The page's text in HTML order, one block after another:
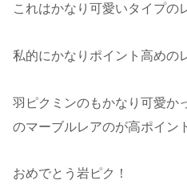
これはかなり可愛いタイプの
私的にかなりポイント高めの
羽ピクミンのもかなり可愛か
のマーブルレアのが高ポイン
おめでとう岩ピク！